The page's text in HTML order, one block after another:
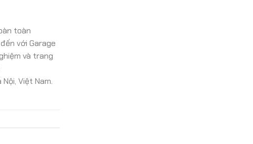
toàn
với Garage
và trang
Việt Nam.